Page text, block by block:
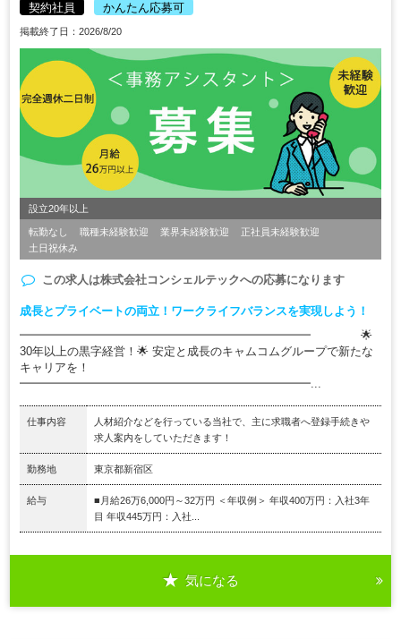
契約社員 かんたん応募可
掲載終了日：2026/8/20
設立20年以上
転勤なし 職種未経験歓迎 業界未経験歓迎
正社員未経験歓迎
土日祝休み
この求人は株式会社コンシェルテックへの応募になります
成長とプライベートの両立！ワークライフバランスを実現しよう！
━━━━━━━━━━━━━━━━━━━━━━━━━ 🌟
30年以上の黒字経営！🌟 安定と成長のキャムコムグループで新たな
キャリアを！
━━━━━━━━━━━━━━━━━━━━━━━━━...
仕事内容
人材紹介などを行っている当社で、主に求職者へ登録手続きや
求人案内をしていただきます！
勤務地 東京都新宿区
給与
■月給26万6,000円～32万円 ＜年収例＞ 年収400万円：入社3年
目 年収445万円：入社...
気になる